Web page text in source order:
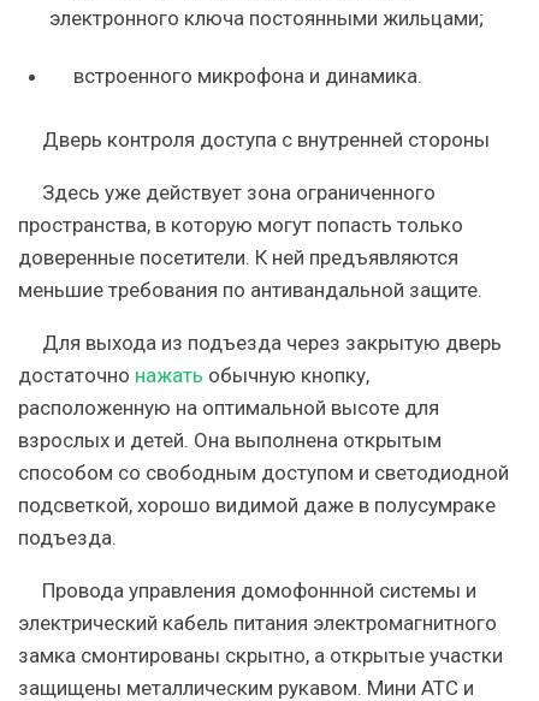
электронного ключа постоянными жильцами;
встроенного микрофона и динамика.
Дверь контроля доступа с внутренней стороны
Здесь уже действует зона ограниченного
пространства, в которую могут попасть только
доверенные посетители. К ней предъявляются
меньшие требования по антивандальной защите.
Для выхода из подъезда через закрытую дверь
достаточно нажать обычную кнопку,
расположенную на оптимальной высоте для
взрослых и детей. Она выполнена открытым
способом со свободным доступом и светодиодной
подсветкой, хорошо видимой даже в полусумраке
подъезда.
Провода управления домофоннной системы и
электрический кабель питания электромагнитного
замка смонтированы скрытно, а открытые участки
защищены металлическим рукавом. Мини АТС и